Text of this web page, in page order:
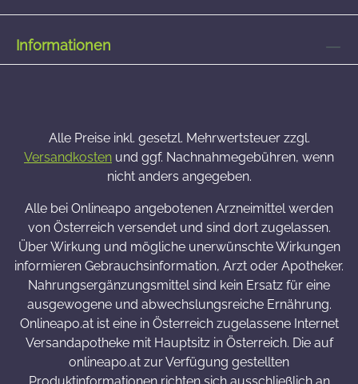
Informationen
Alle Preise inkl. gesetzl. Mehrwertsteuer zzgl.
Versandkosten und ggf. Nachnahmegebühren, wenn
nicht anders angegeben.
Alle bei Onlineapo angebotenen Arzneimittel werden
von Österreich versendet und sind dort zugelassen.
Über Wirkung und mögliche unerwünschte Wirkungen
informieren Gebrauchsinformation, Arzt oder Apotheker.
Nahrungsergänzungsmittel sind kein Ersatz für eine
ausgewogene und abwechslungsreiche Ernährung.
Onlineapo.at ist eine in Österreich zugelassene Internet
Versandapotheke mit Hauptsitz in Österreich. Die auf
onlineapo.at zur Verfügung gestellten